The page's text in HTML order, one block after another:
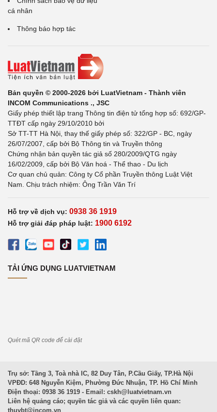
cá nhân
Thông báo hợp tác
Bản quyền © 2000-2026 bởi LuatVietnam - Thành viên
INCOM Communications ., JSC
Giấy phép thiết lập trang Thông tin điện tử tổng hợp số: 692/GP-
TTĐT cấp ngày 29/10/2010 bởi
Sở TT-TT Hà Nội, thay thế giấy phép số: 322/GP - BC, ngày
26/07/2007, cấp bởi Bộ Thông tin và Truyền thông
Chứng nhận bản quyền tác giả số 280/2009/QTG ngày
16/02/2009, cấp bởi Bộ Văn hoá - Thể thao - Du lịch
Cơ quan chủ quản: Công ty Cổ phần Truyền thông Luật Việt
Nam. Chịu trách nhiệm: Ông Trần Văn Trí
Hỗ trợ về dịch vụ: 0938 36 1919
Hỗ trợ giải đáp pháp luật: 1900 6192
TẢI ỨNG DỤNG LUATVIETNAM
Quét mã QR code để cài đặt
Trụ sở: Tầng 3, Toà nhà IC, 82 Duy Tân, P.Cầu Giấy, TP.Hà Nội
VPĐD: 648 Nguyễn Kiệm, Phường Đức Nhuận, TP. Hồ Chí Minh
Điện thoại: 0938 36 1919 - Email: cskh@luatvietnam.vn
Liên hệ quảng cáo; quyền tác giả và các quyền liên quan:
thuybt@incom.vn